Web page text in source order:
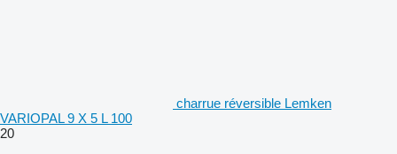
charrue réversible Lemken
VARIOPAL 9 X 5 L 100
20